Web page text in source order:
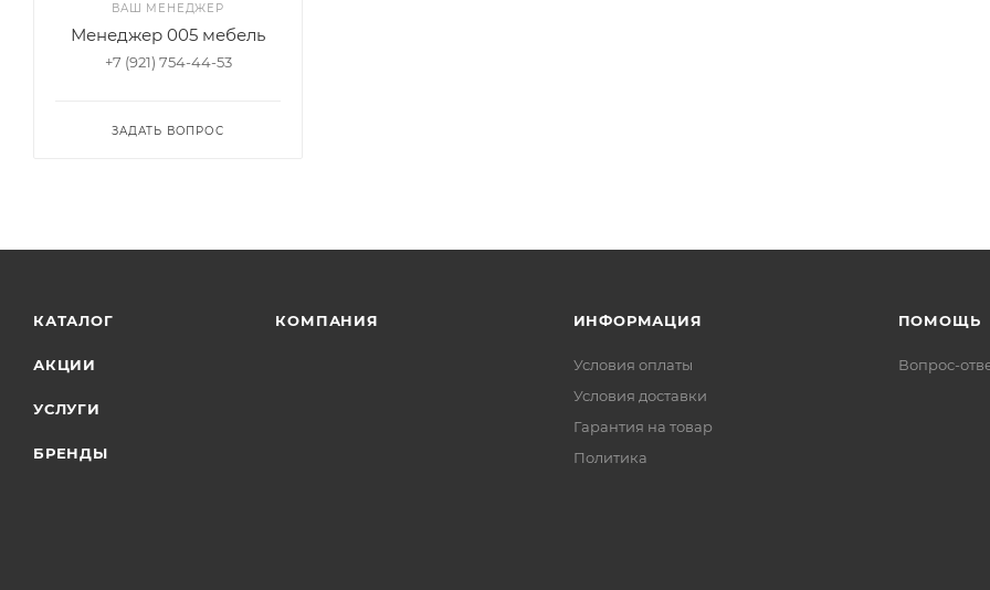
ВАШ МЕНЕДЖЕР
Менеджер 005 мебель
+7 (921) 754-44-53
ЗАДАТЬ ВОПРОС
КАТАЛОГ
АКЦИИ
УСЛУГИ
БРЕНДЫ
КОМПАНИЯ ИНФОРМАЦИЯ
Условия оплаты
Условия доставки
Гарантия на товар
Политика
ПОМОЩЬ
Вопрос-